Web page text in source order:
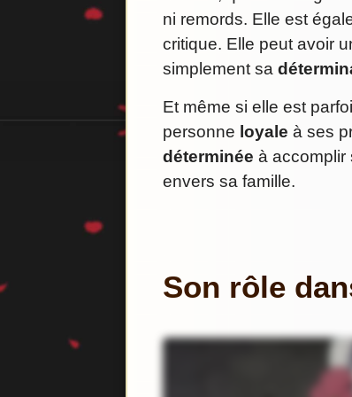
ni remords. Elle est
critique. Elle peut avoir
simplement sa
Et même si elle est
personne loyale à ses
déterminée à accomplir
envers sa famille.
Son rôle